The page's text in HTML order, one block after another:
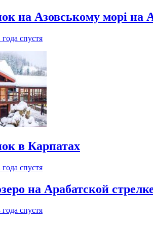
на Азовському морі на
года спустя
в Карпатах
года спустя
на Арабатской
года спустя